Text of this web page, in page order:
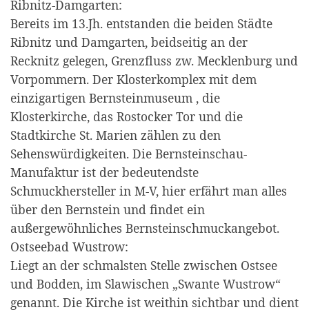
Ribnitz-Damgarten:
Bereits im 13.Jh. entstanden die beiden Städte
Ribnitz und Damgarten, beidseitig an der
Recknitz gelegen, Grenzfluss zw. Mecklenburg und
Vorpommern. Der Klosterkomplex mit dem
einzigartigen Bernsteinmuseum , die
Klosterkirche, das Rostocker Tor und die
Stadtkirche St. Marien zählen zu den
Sehenswürdigkeiten. Die Bernsteinschau-
Manufaktur ist der bedeutendste
Schmuckhersteller in M-V, hier erfährt man alles
über den Bernstein und findet ein
außergewöhnliches Bernsteinschmuckangebot.
Ostseebad Wustrow:
Liegt an der schmalsten Stelle zwischen Ostsee
und Bodden, im Slawischen „Swante Wustrow“
genannt. Die Kirche ist weithin sichtbar und dient